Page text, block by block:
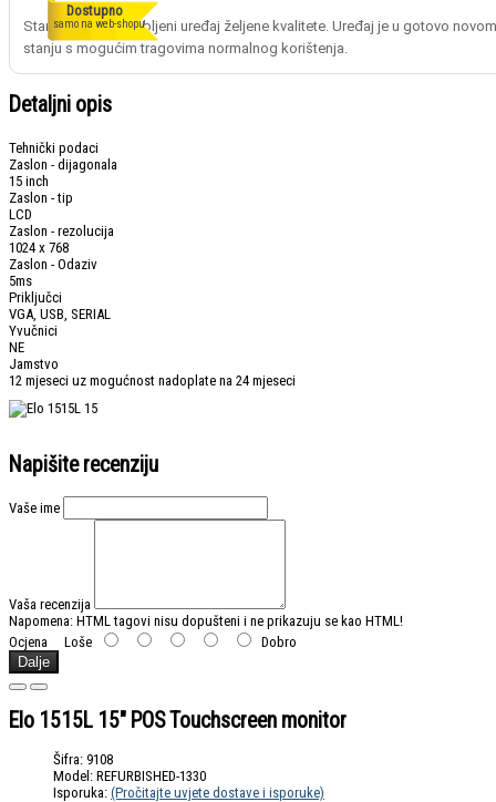
Dostupno
samo na web-shopu
Stanje A opisuje rabljeni uređaj željene kvalitete. Uređaj je u gotovo novom
stanju s mogućim tragovima normalnog korištenja.
Detaljni opis
Tehnički podaci
Zaslon - dijagonala
15 inch
Zaslon - tip
LCD
Zaslon - rezolucija
1024 x 768
Zaslon - Odaziv
5ms
Priključci
VGA, USB, SERIAL
Yvučnici
NE
Jamstvo
12 mjeseci uz mogućnost nadoplate na 24 mjeseci
Napišite recenziju
Vaše ime
Vaša recenzija
Napomena: HTML tagovi nisu dopušteni i ne prikazuju se kao HTML!
Ocjena Loše
Dobro
Dalje
Elo 1515L 15" POS Touchscreen monitor
Šifra: 9108
Model: REFURBISHED-1330
Isporuka: (Pročitajte uvjete dostave i isporuke)